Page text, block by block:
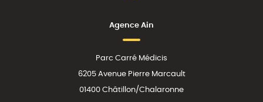
Agence Ain
Parc Carré Médicis
6205 Avenue Pierre Marcault
01400 Châtillon/Chalaronne